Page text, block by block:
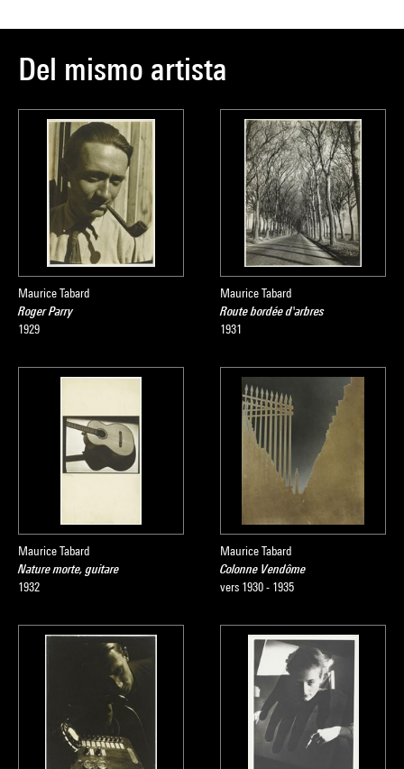
Del mismo artista
Maurice Tabard
Roger Parry
1929
Maurice Tabard
Route bordée d'arbres
1931
Maurice Tabard
Nature morte, guitare
1932
Maurice Tabard
Colonne Vendôme
vers 1930 - 1935